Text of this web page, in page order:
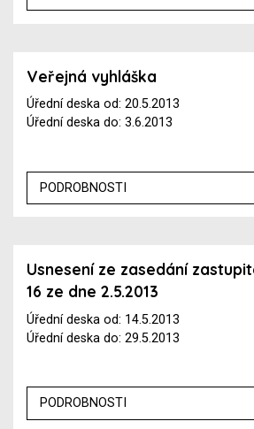
Veřejná vyhláška
Úřední deska od: 20.5.2013
Úřední deska do: 3.6.2013
PODROBNOSTI
Usnesení ze zasedání
16 ze dne 2.5.2013
Úřední deska od: 14.5.2013
Úřední deska do: 29.5.2013
PODROBNOSTI